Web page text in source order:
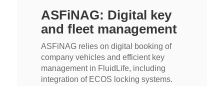
ASFiNAG: Digital key
and fleet management
ASFiNAG relies on digital booking of
company vehicles and efficient key
management in FluidLife, including
integration of ECOS locking systems.